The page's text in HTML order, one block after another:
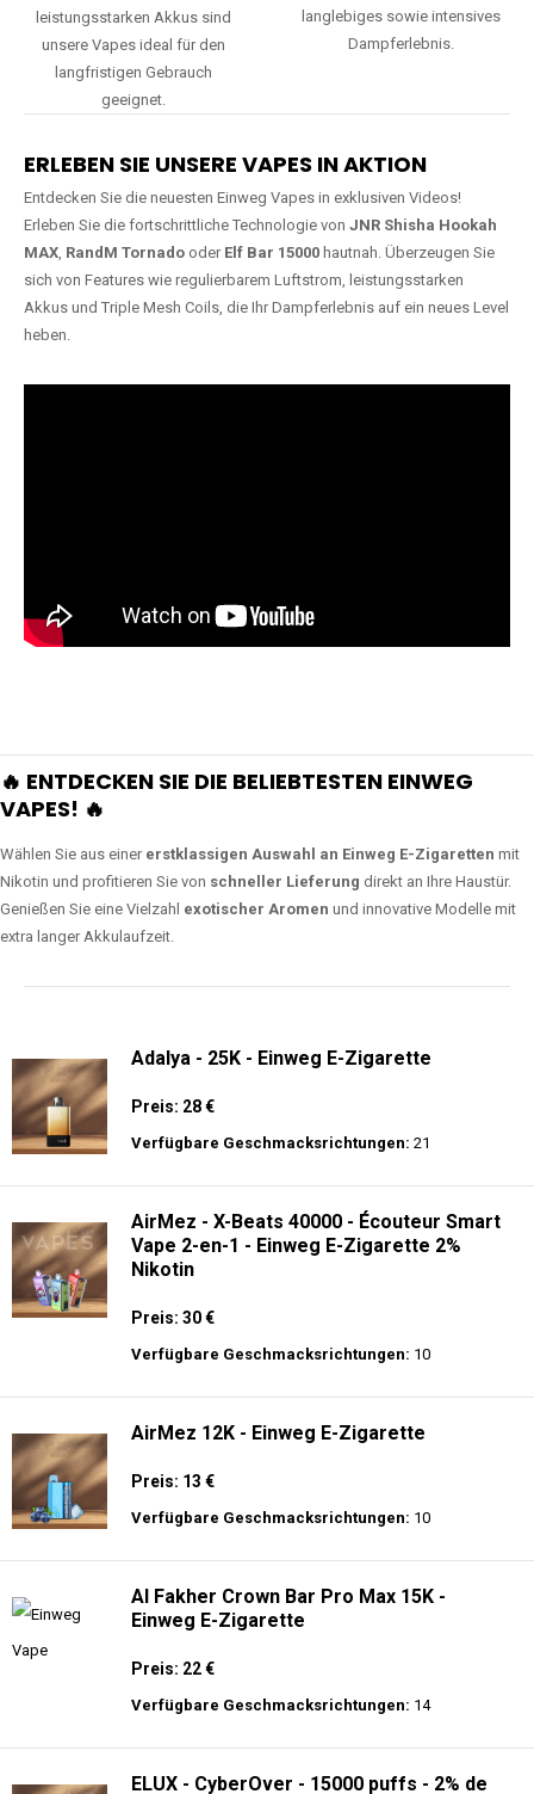
leistungsstarken Akkus sind
unsere Vapes ideal für den
langfristigen Gebrauch
geeignet.
langlebiges sowie intensives
Dampferlebnis.
ERLEBEN SIE UNSERE VAPES IN AKTION
Entdecken Sie die neuesten Einweg Vapes in exklusiven Videos!
Erleben Sie die fortschrittliche Technologie von JNR Shisha Hookah
MAX, RandM Tornado oder Elf Bar 15000 hautnah. Überzeugen Sie
sich von Features wie regulierbarem Luftstrom, leistungsstarken
Akkus und Triple Mesh Coils, die Ihr Dampferlebnis auf ein neues Level
heben.
🔥 ENTDECKEN SIE DIE BELIEBTESTEN EINWEG
VAPES! 🔥
Wählen Sie aus einer erstklassigen Auswahl an Einweg E-Zigaretten mit
Nikotin und profitieren Sie von schneller Lieferung direkt an Ihre Haustür.
Genießen Sie eine Vielzahl exotischer Aromen und innovative Modelle mit
extra langer Akkulaufzeit.
Adalya - 25K - Einweg E-Zigarette
Preis: 28 €
Verfügbare Geschmacksrichtungen: 21
AirMez - X-Beats 40000 - Écouteur Smart
Vape 2-en-1 - Einweg E-Zigarette 2%
Nikotin
Preis: 30 €
Verfügbare Geschmacksrichtungen: 10
AirMez 12K - Einweg E-Zigarette
Preis: 13 €
Verfügbare Geschmacksrichtungen: 10
Al Fakher Crown Bar Pro Max 15K -
Einweg E-Zigarette
Preis: 22 €
Verfügbare Geschmacksrichtungen: 14
ELUX - CyberOver - 15000 puffs - 2% de